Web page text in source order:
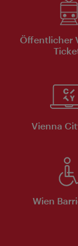
Öffentlicher
Vienna
Wien